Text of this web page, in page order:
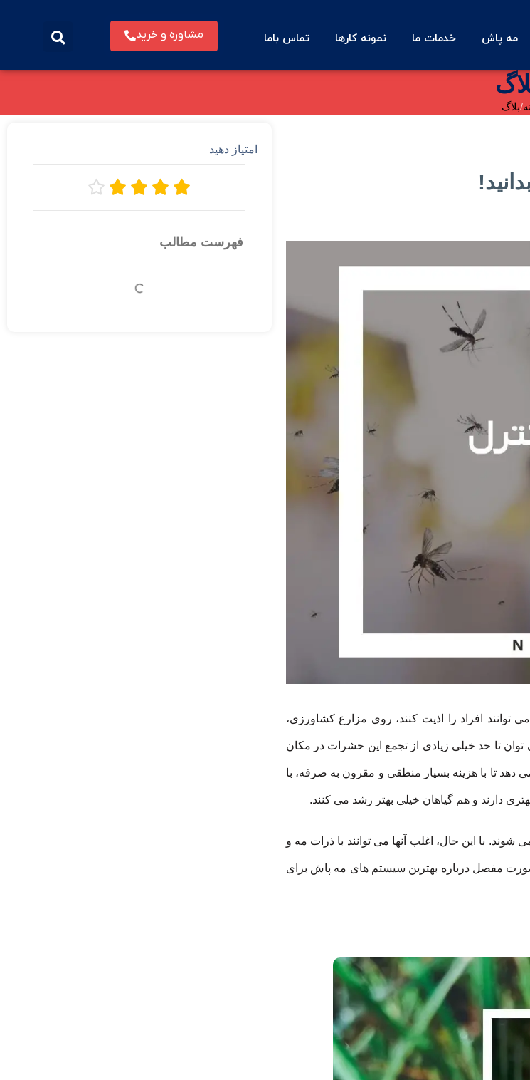
مه پاش خدمات ما نمونه کارها تماس باما مشاوره و خرید
بلاگ
افراد را اذیت کنند، روی مزارع کشاورزی،
توان تا حد خیلی زیادی از تجمع این حشرات در مکان
تا با هزینه بسیار منطقی و مقرون به صرفه، با
دارند و هم گیاهان خیلی بهتر رشد می کنند.
با این حال، اغلب آنها می توانند با ذرات مه و
مفصل درباره بهترین سیستم های مه پاش برای
امتیاز دهید





فهرست مطالب